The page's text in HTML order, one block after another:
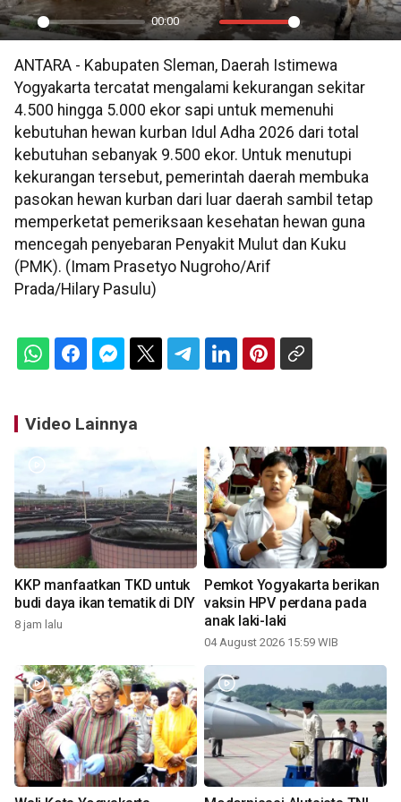
Play
00:00
Mute Settings
PIP
ANTARA - Kabupaten Sleman, Daerah Istimewa
Yogyakarta tercatat mengalami kekurangan sekitar
4.500 hingga 5.000 ekor sapi untuk memenuhi
kebutuhan hewan kurban Idul Adha 2026 dari total
kebutuhan sebanyak 9.500 ekor. Untuk menutupi
kekurangan tersebut, pemerintah daerah membuka
pasokan hewan kurban dari luar daerah sambil tetap
memperketat pemeriksaan kesehatan hewan guna
mencegah penyebaran Penyakit Mulut dan Kuku
(PMK). (Imam Prasetyo Nugroho/Arif
Prada/Hilary Pasulu)
Video Lainnya
KKP manfaatkan TKD untuk
budi daya ikan tematik di DIY
8 jam lalu
Pemkot Yogyakarta berikan
vaksin HPV perdana pada
anak laki-laki
04 August 2026 15:59 WIB